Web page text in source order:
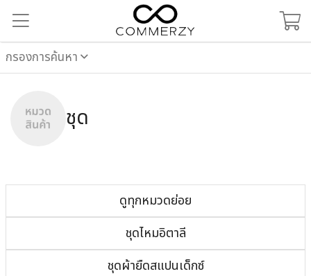
กรองการค้นหา
ชุด
ดูทุกหมวดย่อย
ชุดไหมอิตาลี
ชุดผ้ายืดสแปนเด็กซ์